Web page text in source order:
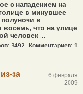
с нападением на
в минувшее
в
восемь, что на улице
человек ...
3492 Комментариев: 1
за
6 февраля
2009